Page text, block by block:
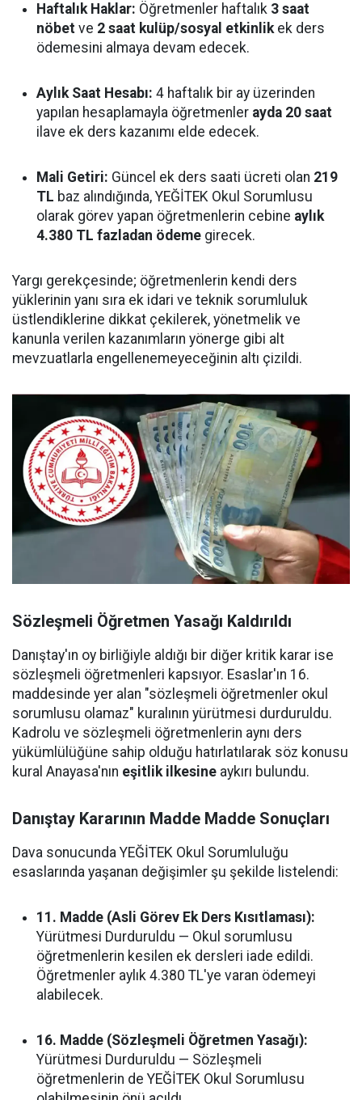
Haftalık Haklar: Öğretmenler haftalık 3 saat
nöbet ve 2 saat kulüp/sosyal etkinlikek ders
ödemesini almaya devam edecek.
Aylık Saat Hesabı: 4 haftalık bir ay üzerinden
yapılan hesaplamayla öğretmenler ayda 20 saat
ilave ek ders kazanımı elde edecek.
Mali Getiri: Güncel ek ders saati ücreti olan 219
TL baz alındığında, YEĞİTEK Okul Sorumlusu
olarak görev yapan öğretmenlerin cebine aylık
4.380 TL fazladan ödeme girecek.
Yargı gerekçesinde; öğretmenlerin kendi ders
yüklerinin yanı sıra ek idari ve teknik sorumluluk
üstlendiklerine dikkat çekilerek, yönetmelik ve
kanunla verilen kazanımların yönerge gibi alt
mevzuatlarla engellenemeyeceğinin altı çizildi.
Sözleşmeli Öğretmen Yasağı Kaldırıldı
Danıştay'ın oy birliğiyle aldığı bir diğer kritik karar ise
sözleşmeli öğretmenleri kapsıyor. Esaslar'ın 16.
maddesinde yer alan "sözleşmeli öğretmenler okul
sorumlusu olamaz" kuralının yürütmesi durduruldu.
Kadrolu ve sözleşmeli öğretmenlerin aynı ders
yükümlülüğüne sahip olduğu hatırlatılarak söz konusu
kural Anayasa'nın eşitlik ilkesine aykırı bulundu.
Danıştay Kararının Madde Madde Sonuçları
Dava sonucunda YEĞİTEK Okul Sorumluluğu
esaslarında yaşanan değişimler şu şekilde listelendi:
11. Madde (Asli Görev Ek Ders Kısıtlaması):
Yürütmesi Durduruldu — Okul sorumlusu
öğretmenlerin kesilen ek dersleri iade edildi.
Öğretmenler aylık 4.380 TL'ye varan ödemeyi
alabilecek.
16. Madde (Sözleşmeli Öğretmen Yasağı):
Yürütmesi Durduruldu — Sözleşmeli
öğretmenlerin de YEĞİTEK Okul Sorumlusu